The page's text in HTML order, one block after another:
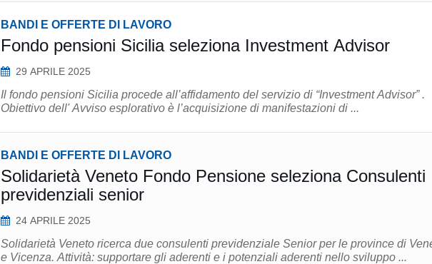
BANDI E OFFERTE DI LAVORO
Fondo pensioni Sicilia seleziona Investment Advisor
29 APRILE 2025
Il fondo pensioni Sicilia procede all’affidamento del servizio di “Investment Advisor” .
Obiettivo dell' Avviso esplorativo è l’acquisizione di manifestazioni di ...
BANDI E OFFERTE DI LAVORO
Solidarietà Veneto Fondo Pensione seleziona Consulenti
previdenziali senior
24 APRILE 2025
Solidarietà Veneto ricerca due consulenti previdenziale Senior per le province di
e Vicenza. Attività: supportare gli aderenti e i potenziali aderenti nello sviluppo ...